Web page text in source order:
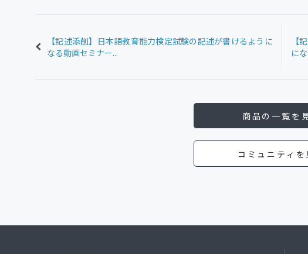
【記述添削】日本語教育能力検定試験の記述が書けるように
なる動画セミナー...
【
に
商品の一覧を
コミュニティを